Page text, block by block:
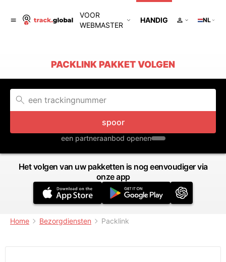
VOOR
WEBMASTER
HANDIG NL
PACKLINK PAKKET VOLGEN
spoor
een partneraanbod openen
Het volgen van uw pakketten is nog eenvoudiger via
onze app
Home Bezorgdiensten Packlink